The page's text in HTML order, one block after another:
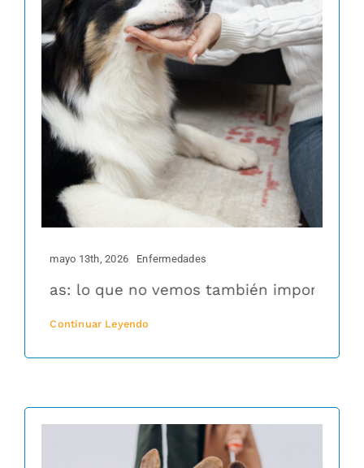
mayo 13th, 2026 Enfermedades
lo que no vemos también importa
Continuar Leyendo